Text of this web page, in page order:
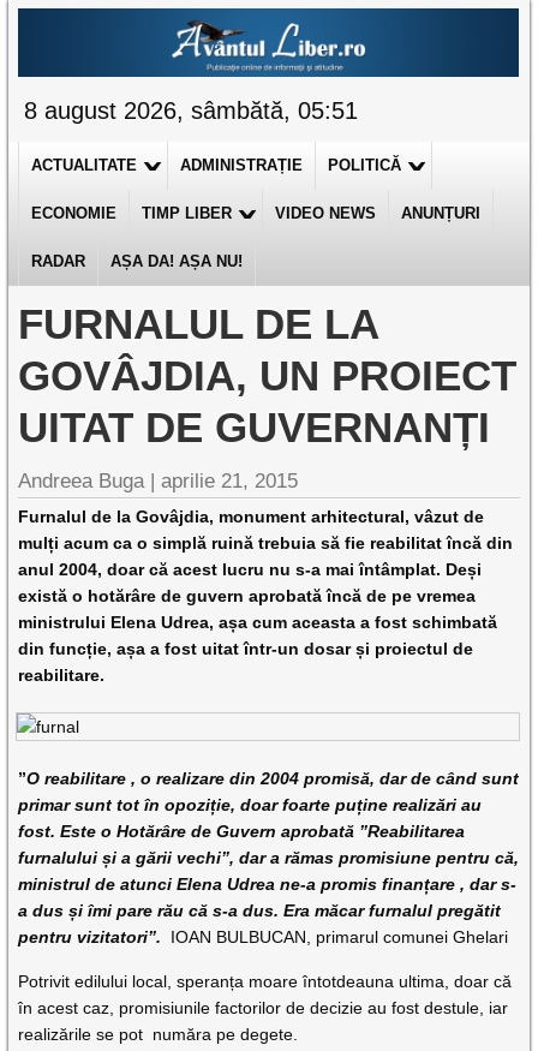
8 august 2026, sâmbătă, 05:51
ACTUALITATE ADMINISTRAȚIE POLITICĂ
ECONOMIE TIMP LIBER VIDEO NEWS ANUNȚURI
RADAR AȘA DA! AȘA NU!
FURNALUL DE LA
GOVÂJDIA, UN PROIECT
UITAT DE GUVERNANȚI
Andreea Buga |aprilie 21, 2015
Furnalul de la Govâjdia, monument arhitectural, vâzut de
mulți acum ca o simplă ruină trebuia să fie reabilitat încă din
anul 2004, doar că acest lucru nu s-a mai întâmplat. Deși
există o hotărâre de guvern aprobată încă de pe vremea
ministrului Elena Udrea, așa cum aceasta a fost schimbată
din funcție, așa a fost uitat într-un dosar și proiectul de
reabilitare.
”O reabilitare , o realizare din 2004 promisă, dar de când sunt
primar sunt tot în opoziție, doar foarte puține realizări au
fost. Este o Hotărâre de Guvern aprobată ”Reabilitarea
furnalului și a gării vechi”, dar a rămas promisiune pentru că,
ministrul de atunci Elena Udrea ne-a promis finanțare , dar s-
a dus și îmi pare rău că s-a dus. Era măcar furnalul pregătit
pentru vizitatori”.
IOAN BULBUCAN, primarul comunei Ghelari
Potrivit edilului local, speranța moare întotdeauna ultima, doar că
în acest caz, promisiunile factorilor de decizie au fost destule, iar
realizările se pot număra pe degete.